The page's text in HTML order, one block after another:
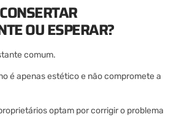
OU ESPERAR?
comum.
é apenas estético e não compromete a
optam por corrigir o problema